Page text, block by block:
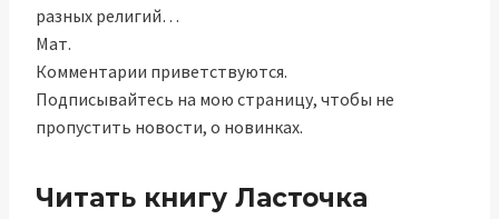
разных религий…
Мат.
Комментарии приветствуются.
Подписывайтесь на мою страницу, чтобы не
пропустить новости, о новинках.
Читать книгу Ласточка